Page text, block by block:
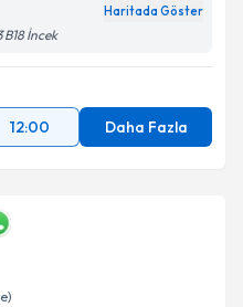
Haritada Göster
İncek
12:00 Daha Fazla